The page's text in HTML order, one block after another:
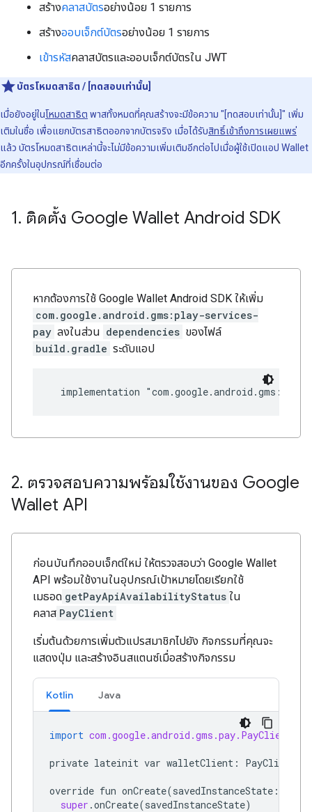
สร้างคลาสบัตรอย่างน้อย 1 รายการ
สร้างออบเจ็กต์บัตรอย่างน้อย 1 รายการ
เข้ารหัสคลาสบัตรและออบเจ็กต์บัตรใน JWT
บัตรโหมดสาธิต / [ทดสอบเท่านั้น]
เมื่อยังอยู่ในโหมดสาธิต พาสทั้งหมดที่คุณสร้างจะมีข้อความ "[ทดสอบเท่านั้น]" เพิ่ม
เติมในชื่อ เพื่อแยกบัตรสาธิตออกจากบัตรจริง เมื่อได้รับสิทธิ์เข้าถึงการเผยแพร่
แล้ว บัตรโหมดสาธิตเหล่านี้จะไม่มีข้อความเพิ่มเติมอีกต่อไปเมื่อผู้ใช้เปิดแอป Wallet
อีกครั้งในอุปกรณ์ที่เชื่อมต่อ
1. ติดตั้ง Google Wallet Android SDK
หากต้องการใช้ Google Wallet Android SDK ให้เพิ่ม
com.google.android.gms:play-services-
pay ลงในส่วน dependencies ของไฟล์
build.gradle ระดับแอป
2. ตรวจสอบความพร้อมใช้งานของ Google
Wallet API
ก่อนบันทึกออบเจ็กต์ใหม่ ให้ตรวจสอบว่า Google Wallet
API พร้อมใช้งานในอุปกรณ์เป้าหมายโดยเรียกใช้
เมธอด getPayApiAvailabilityStatus ใน
คลาส PayClient
เริ่มต้นด้วยการเพิ่มตัวแปรสมาชิกไปยัง กิจกรรมที่คุณจะ
แสดงปุ่ม และสร้างอินสแตนซ์เมื่อสร้างกิจกรรม
Kotlin Java
import com.google.android.gms.pay.PayClient
private lateinit var walletClient : PayClient
override fun onCreate(savedInstanceState :
super .onCreate(savedInstanceState)